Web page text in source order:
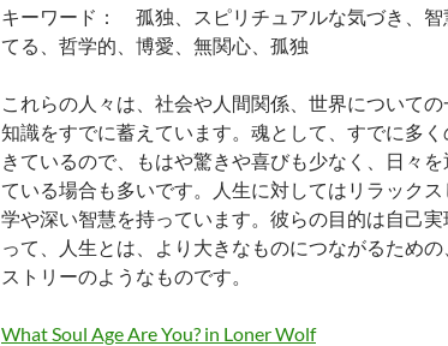
キーワード： 孤独、スピリチュアルな気づき、智
てる、哲学的、博愛、無関心、孤独
これらの人々は、社会や人間関係、世界についての
知識をすでに蓄えています。魂として、すでに多く
きているので、もはや驚きや喜びも少なく、日々を
ている場合も多いです。人生に対してはリラック
学や深い智慧を持っています。彼らの目的は自己実
って、人生とは、より大きなものにつながるため
ストリーのようなものです。
What Soul Age Are You? in Loner Wolf